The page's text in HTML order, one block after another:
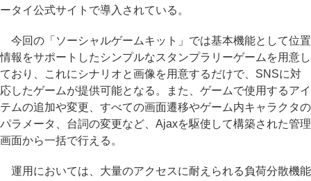
ータイ公式サイトで導入されている。
今回の「ソーシャルゲームキット」では基本機能として位置
情報をサポートしたシンプルなスタンプラリーゲームを用意し
ており、これにシナリオと画像を用意するだけで、SNSに対
応したゲームが提供可能となる。また、ゲームで使用するアイ
テムの追加や変更、すべての画面遷移やゲーム内キャラクタの
パラメータ、台詞の変更など、Ajaxを駆使して構築された管理
画面から一括で行える。
運用においては、大量のアクセスに耐えられる負荷分散機能